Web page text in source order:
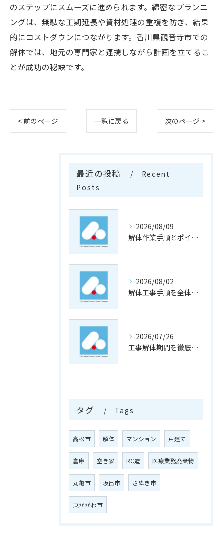
のステップにスムーズに進められます。綿密なプランニ
ングは、無駄な工期延長や資材処理の重複を防ぎ、結果
的にコストダウンにつながります。香川県観音寺市での
解体では、地元の専門家と連携しながら計画を立てるこ
とが成功の秘訣です。
< 前のページ 一覧に戻る 次のページ >
最近の投稿
Recent
Posts
2026/08/09
解体作業手順とポイントを分かりやすく解説香川県東かがわ市の一軒家対応ガイド
2026/08/02
解体工事手順を全体像から工程表作成・実務管理まで詳しく解説
2026/07/26
工事解体期間を徹底解説香川県綾歌郡綾川町で木造住宅をスムーズに解体するスケジュールと注意点
タグ Tags
高松市 解体 マンション 戸建て
倉庫 空き家 RC造 医療業務廃棄物
丸亀市 坂出市 さぬき市
東かがわ市